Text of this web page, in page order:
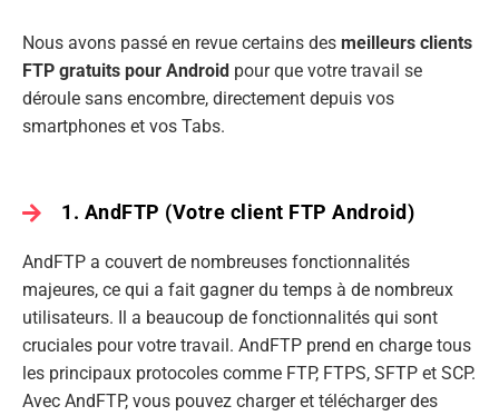
Nous avons passé en revue certains des meilleurs clients
FTP gratuits pour Android pour que votre travail se
déroule sans encombre, directement depuis vos
smartphones et vos Tabs.
1. AndFTP (Votre client FTP Android)
AndFTP a couvert de nombreuses fonctionnalités
majeures, ce qui a fait gagner du temps à de nombreux
utilisateurs. Il a beaucoup de fonctionnalités qui sont
cruciales pour votre travail. AndFTP prend en charge tous
les principaux protocoles comme FTP, FTPS, SFTP et SCP.
Avec AndFTP, vous pouvez charger et télécharger des